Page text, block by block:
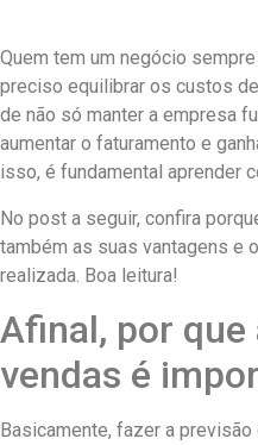
Quem tem um negócio
preciso equilibrar os custos
de não só manter a empresa
aumentar o faturamento e
isso, é fundamental aprender
No post a seguir, confira
também as suas vantagens e
realizada. Boa leitura!
Afinal, por que
vendas é
Basicamente, fazer a